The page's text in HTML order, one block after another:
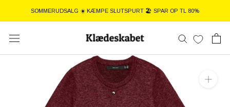
SOMMERUDSALG ☀️ KÆMPE SLUTSPURT 🏖️ SPAR OP TL 80%